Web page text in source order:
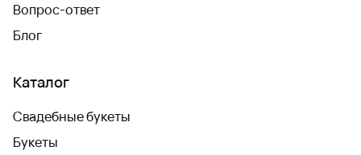
Вопрос-ответ
Блог
Каталог
Свадебные букеты
Букеты